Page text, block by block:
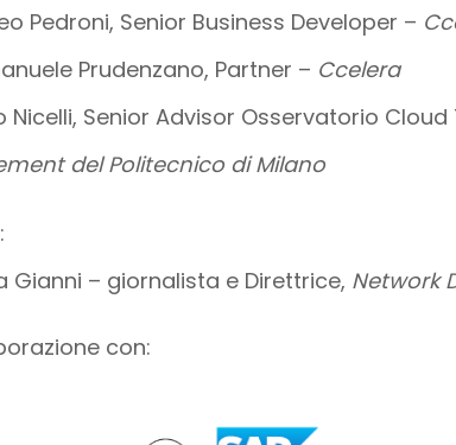
Pedroni, Senior Business Developer –
Prudenzano, Partner – Ccelera
Nicelli, Senior Advisor Osservatorio
del Politecnico di Milano
Gianni – giornalista e Direttrice, Network
con: